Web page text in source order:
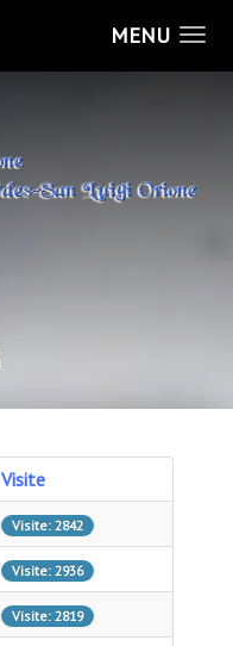
MENU
Visite
Visite: 2842
Visite: 2936
Visite: 2819